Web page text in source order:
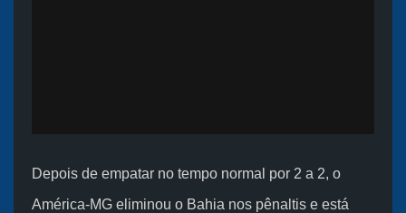
Depois de empatar no tempo normal por 2 a 2, o
América-MG eliminou o Bahia nos pênaltis e está